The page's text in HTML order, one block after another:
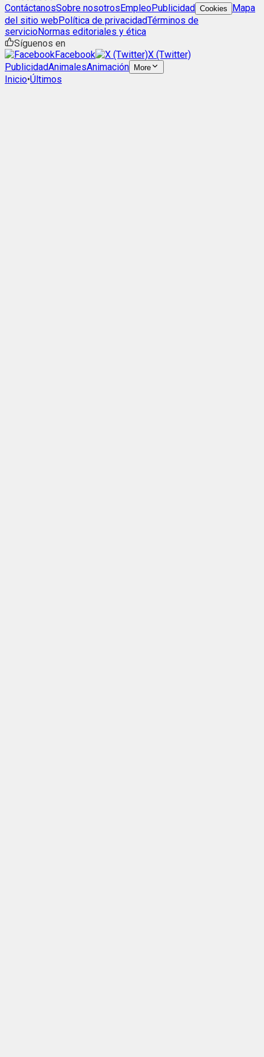
ContáctanosSobre nosotrosEmpleoPublicidad Cookies
Mapa
del sitio webPolítica de privacidadTérminos de
servicioNormas editoriales y ética
Síguenos en
Facebook
X (Twitter)
PublicidadAnimalesAnimación More
Inicio•Últimos